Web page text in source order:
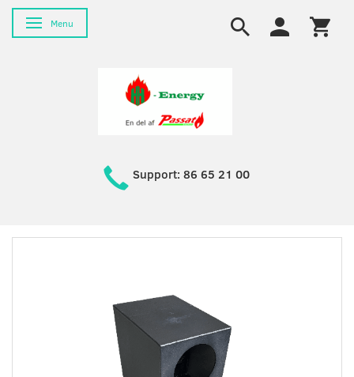
Toggle navigation
Menu
Support: 86 65 21 00